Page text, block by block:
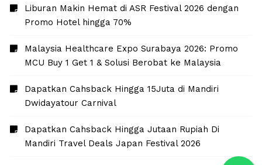
Liburan Makin Hemat di ASR Festival 2026 dengan
Promo Hotel hingga 70%
Malaysia Healthcare Expo Surabaya 2026: Promo
MCU Buy 1 Get 1 & Solusi Berobat ke Malaysia
Dapatkan Cahsback Hingga 15Juta di Mandiri
Dwidayatour Carnival
Dapatkan Cahsback Hingga Jutaan Rupiah Di
Mandiri Travel Deals Japan Festival 2026